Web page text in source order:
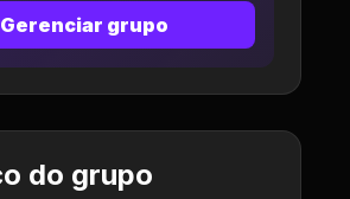
Gerenciar grupo
do grupo